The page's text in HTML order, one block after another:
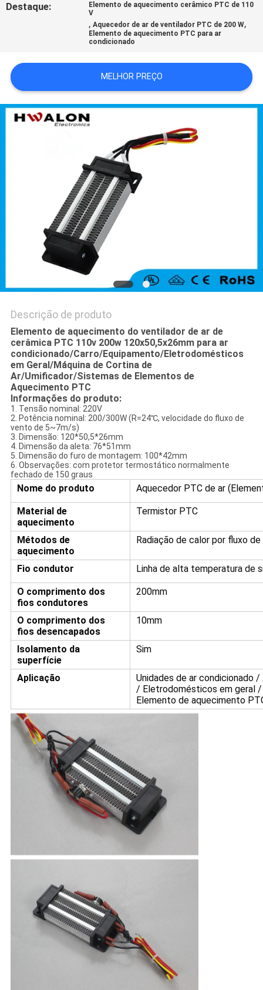
POLÍTICA
Destaque:
Elemento de aquecimento cerâmico PTC de 110
V
,Aquecedor de ar de ventilador PTC de 200 W,
Elemento de aquecimento PTC para ar
condicionado
MELHOR PREÇO
Descrição de produto
Elemento de aquecimento do ventilador de ar de
cerâmica PTC 110v 200w 120x50,5x26mm para ar
condicionado/Carro/Equipamento/Eletrodomésticos
em Geral/Máquina de Cortina de
Ar/Umificador/Sistemas de Elementos de
Aquecimento PTC
Informações do produto:
1. Tensão nominal: 220V
2. Potência nominal: 200/300W (R=24℃, velocidade do fluxo de
vento de 5~7m/s)
3. Dimensão: 120*50,5*26mm
4. Dimensão da aleta: 76*51mm
5. Dimensão do furo de montagem: 100*42mm
6. Observações: com protetor termostático normalmente
fechado de 150 graus
Nome do produto Aquecedor PTC de ar
Material de
aquecimento
Termistor PTC
Métodos de
aquecimento
Radiação de calor por fluxo de
Fio condutor Linha de alta temperatura de
O comprimento dos
fios condutores
200mm
O comprimento dos
fios desencapados
10mm
Isolamento da
superfície
Sim
Aplicação
Unidades de ar condicionado
/ Eletrodomésticos em geral
Elemento de aquecimento